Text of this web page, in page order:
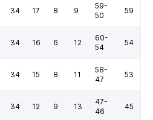
34 17 8 9
59-
50
59
34 16 6 12
60-
54
54
34 15 8 11
58-
47
53
34 12 9 13
47-
46
45